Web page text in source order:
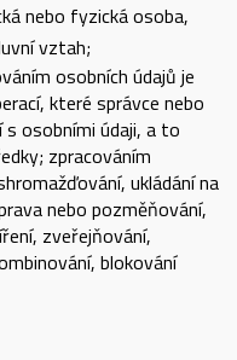
nebo fyzická osoba,
vztah;
osobních údajů je
které správce nebo
osobními údaji, a to
zpracováním
ukládání na
nebo pozměňování,
zveřejňování,
blokování